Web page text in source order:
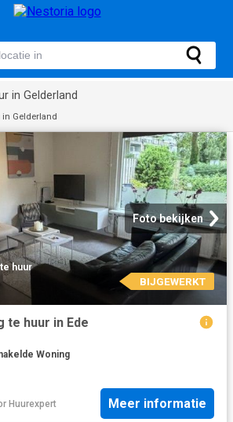
in Gelderland
Gelderland
Foto bekijken
te huur
BIJGEWERKT
te huur in Ede
Woning
Huurexpert Meer informatie